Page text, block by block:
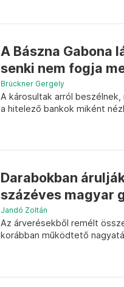
A Bászna Gabona
senki nem fogja
Brückner Gergely
A károsultak arról
a hitelező bankok miként
Darabokban
százéves magyar
Jandó Zoltán
Az árverésekből remélt
korábban működtető